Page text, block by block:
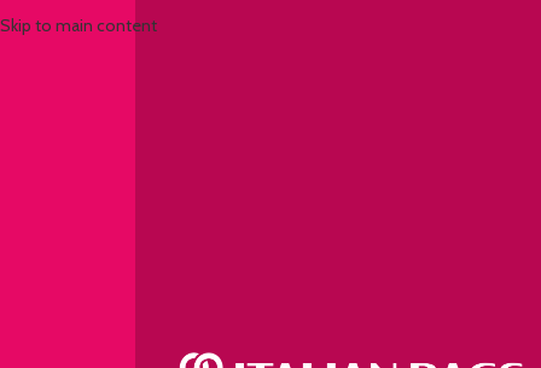
Skip to main content